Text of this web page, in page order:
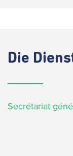
Die
Secrétariat